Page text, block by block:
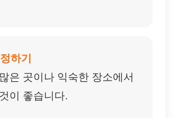
하기
은 곳이나 익숙한 장소에서
이 좋습니다.